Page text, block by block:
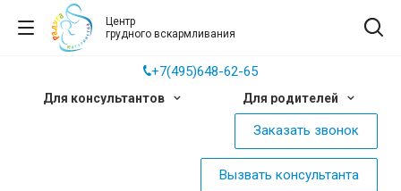
Центр
грудного вскармливания
+7(495)648-62-65
Для консультантов Для родителей
Заказать звонок
Вызвать консультанта